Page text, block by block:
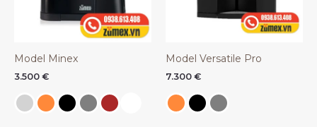
Model Minex
3.500 €
Model Versatile Pro
7.300 €